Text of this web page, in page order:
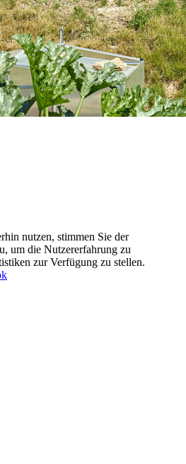
nutzen, stimmen Sie der
um die Nutzererfahrung zu
zur Verfügung zu stellen.